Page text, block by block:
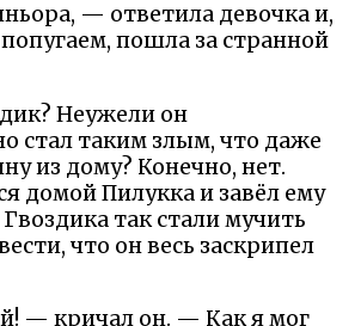
— ответила девочка и,
попугаем, пошла за странной
Неужели он
стал таким злым, что даже
из дому? Конечно, нет.
домой Пилукка и завёл ему
так стали мучить
что он весь заскрипел
— кричал он. — Как я мог